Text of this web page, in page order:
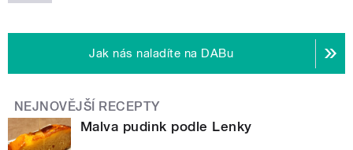
Jak nás naladíte na DABu
NEJNOVĚJŠÍ RECEPTY
Malva pudink podle Lenky